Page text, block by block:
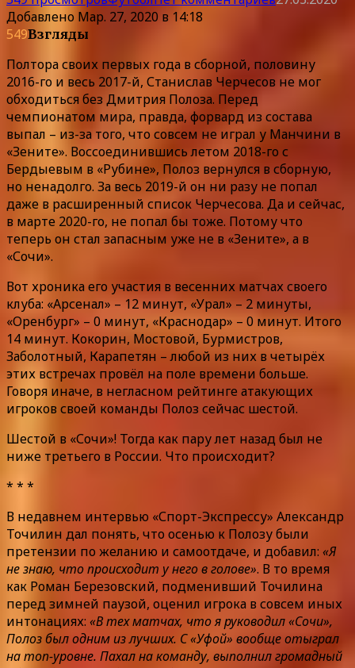
Добавлено Мар. 27, 2020 в 14:18
549Взгляды
Полтора своих первых года в сборной, половину
2016-го и весь 2017-й, Станислав Черчесов не мог
обходиться без Дмитрия Полоза. Перед
чемпионатом мира, правда, форвард из состава
выпал – из-за того, что совсем не играл у Манчини в
«Зените». Воссоединившись летом 2018-го с
Бердыевым в «Рубине», Полоз вернулся в сборную,
но ненадолго. За весь 2019-й он ни разу не попал
даже в расширенный список Черчесова. Да и сейчас,
в марте 2020-го, не попал бы тоже. Потому что
теперь он стал запасным уже не в «Зените», а в
«Сочи».
Вот хроника его участия в весенних матчах своего
клуба: «Арсенал» – 12 минут, «Урал» – 2 минуты,
«Оренбург» – 0 минут, «Краснодар» – 0 минут. Итого
14 минут. Кокорин, Мостовой, Бурмистров,
Заболотный, Карапетян – любой из них в четырёх
этих встречах провёл на поле времени больше.
Говоря иначе, в негласном рейтинге атакующих
игроков своей команды Полоз сейчас шестой.
Шестой в «Сочи»! Тогда как пару лет назад был не
ниже третьего в России. Что происходит?
* * *
В недавнем интервью «Спорт-Экспрессу» Александр
Точилин дал понять, что осенью к Полозу были
претензии по желанию и самоотдаче, и добавил: «Я
не знаю, что происходит у него в голове». В то время
как Роман Березовский, подменивший Точилина
перед зимней паузой, оценил игрока в совсем иных
интонациях: «В тех матчах, что я руководил «Сочи»,
Полоз был одним из лучших. С «Уфой» вообще отыграл
на топ-уровне. Пахал на команду, выполнил громадный